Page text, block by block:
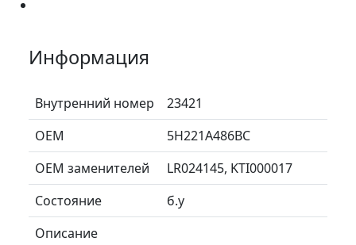
Информация
Внутренний номер
23421
ОЕМ
5H221A486BC
ОЕМ заменителей
LR024145, KTI000017
Состояние
б.у
Описание